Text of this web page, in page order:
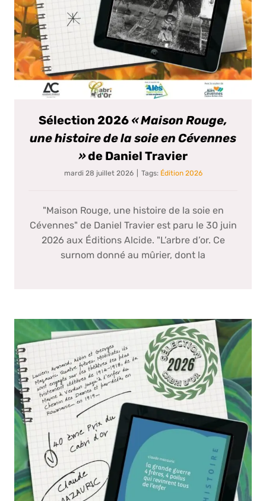
Sélection 2026 « Maison Rouge,
une histoire de la soie en Cévennes
»de Daniel Travier
mardi 28 juillet 2026 Tags: Édition 2026
"Maison Rouge, une histoire de la soie en
Cévennes" de Daniel Travier est paru le 30 juin
2026 aux Éditions Alcide. "L’arbre d’or. Ce
surnom donné au mûrier, dont la